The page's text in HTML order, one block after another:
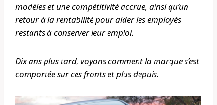
modèles et une compétitivité accrue, ainsi qu’un
retour à la rentabilité pour aider les employés
restants à conserver leur emploi.
Dix ans plus tard, voyons comment la marque s’est
comportée sur ces fronts et plus depuis.